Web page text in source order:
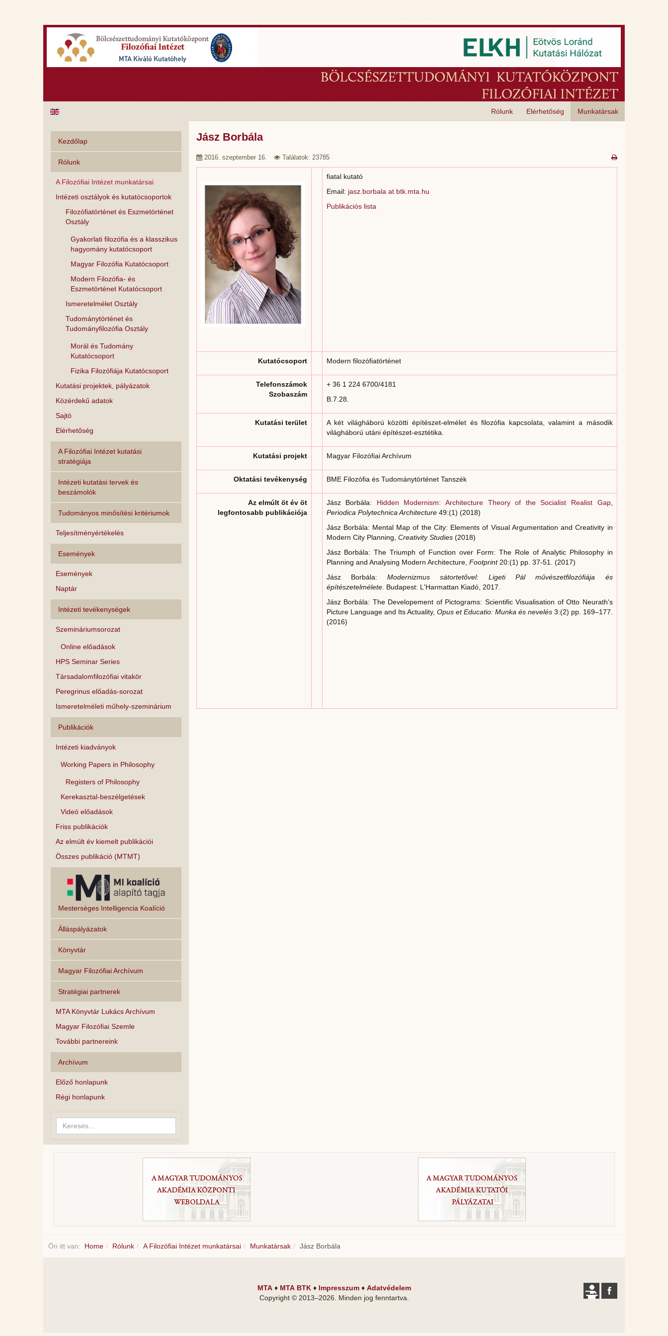
Munkatársak
Elérhetőség
Rólunk
Jász Borbála
2016. szeptember 16. Találatok: 23785
fiatal kutató
Email: jasz.borbala at btk.mta.hu
Publikációs lista
Kutatócsoport Modern filozófiatörténet
Telefonszámok
Szobaszám
+ 36 1 224 6700/4181
B.7.28.
Kutatási terület
A két világháború közötti építészet-elmélet és filozófia kapcsolata, valamint a második
világháború utáni építészet-esztétika.
Kutatási projekt Magyar Filozófiai Archívum
Oktatási tevékenység BME Filozófia és Tudománytörténet Tanszék
Az elmúlt öt év öt
legfontosabb publikációja
Jász Borbála: Hidden Modernism: Architecture Theory of the Socialist Realist Gap,
Periodica Polytechnica Architecture49:(1) (2018)
Jász Borbála: Mental Map of the City: Elements of Visual Argumentation and Creativity in
Modern City Planning, Creativity Studies(2018)
Jász Borbála: The Triumph of Function over Form: The Role of Analytic Philosophy in
Planning and Analysing Modern Architecture, Footprint20:(1) pp. 37-51. (2017)
Jász Borbála: Modernizmus sátortetővel: Ligeti Pál művészetfilozófiája és
építészetelmélete. Budapest: L'Harmattan Kiadó, 2017.
Jász Borbála: The Developement of Pictograms: Scientific Visualisation of Otto Neurath's
Picture Language and Its Actuality, Opus et Educatio: Munka és nevelés 3:(2) pp. 169–177.
(2016)
Kezdőlap
Rólunk
A Filozófiai Intézet munkatársai
Intézeti osztályok és kutatócsoportok
Filozófiatörténet és Eszmetörténet
Osztály
Gyakorlati filozófia és a klasszikus
hagyomány kutatócsoport
Magyar Filozófia Kutatócsoport
Modern Filozófia- és
Eszmetörténet Kutatócsoport
Ismeretelmélet Osztály
Tudománytörténet és
Tudományfilozófia Osztály
Morál és Tudomány
Kutatócsoport
Fizika Filozófiája Kutatócsoport
Kutatási projektek, pályázatok
Közérdekű adatok
Sajtó
Elérhetőség
A Filozófiai Intézet kutatási
stratégiája
Intézeti kutatási tervek és
beszámolók
Tudományos minősítési kritériumok
Teljesítményértékelés
Események
Események
Naptár
Intézeti tevékenységek
Szemináriumsorozat
Online előadások
HPS Seminar Series
Társadalomfilozófiai vitakör
Peregrinus előadás-sorozat
Ismeretelméleti műhely-szeminárium
Publikációk
Intézeti kiadványok
Working Papers in Philosophy
Registers of Philosophy
Kerekasztal-beszélgetések
Videó előadások
Friss publikációk
Az elmúlt év kiemelt publikációi
Összes publikáció (MTMT)
Mesterséges Intelligencia Koalíció
Álláspályázatok
Könyvtár
Magyar Filozófiai Archívum
Stratégiai partnerek
MTA Könyvtár Lukács Archívum
Magyar Filozófiai Szemle
További partnereink
Archívum
Előző honlapunk
Régi honlapunk
Keresés...
Ön itt van: Home Rólunk A Filozófiai Intézet munkatársai Munkatársak Jász Borbála
MTA♦ MTA BTK♦ Impresszum♦ Adatvédelem
Copyright © 2013–2026 . Minden jog fenntartva.